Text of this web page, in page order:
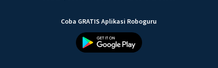
Coba GRATIS Aplikasi Roboguru